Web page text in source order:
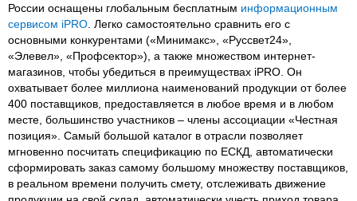
России оснащены глобальным бесплатным информационным
сервисом iPRO . Легко самостоятельно сравнить его с
основными конкурентами («Минимакс», «Руссвет24»,
«Элевел», «Профсектор»), а также множеством интернет-
магазинов, чтобы убедиться в преимуществах iPRO. Он
охватывает более миллиона наименований продукции от более
400 поставщиков, предоставляется в любое время и в любом
месте, большинство участников – члены ассоциации «Честная
позиция». Самый большой каталог в отрасли позволяет
мгновенно посчитать спецификацию по ЕСКД, автоматически
сформировать заказ самому большому множеству поставщиков,
в реальном времени получить смету, отслеживать движение